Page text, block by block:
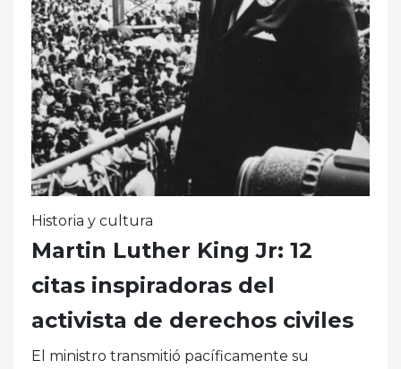
Historia y cultura
Martin Luther King Jr: 12
citas inspiradoras del
activista de derechos civiles
El ministro transmitió pacíficamente su